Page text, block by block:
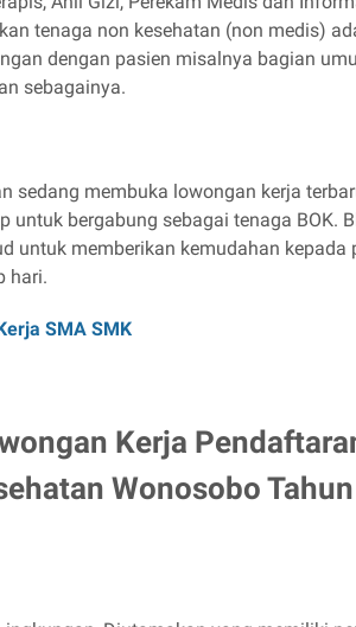
tenaga non kesehatan (non medis)
dengan pasien misalnya bagian
sebagainya.
sedang membuka lowongan kerja
untuk bergabung sebagai tenaga BOK.
untuk memberikan kemudahan kepada
hari.
SMA SMK
Kerja
Wonosobo